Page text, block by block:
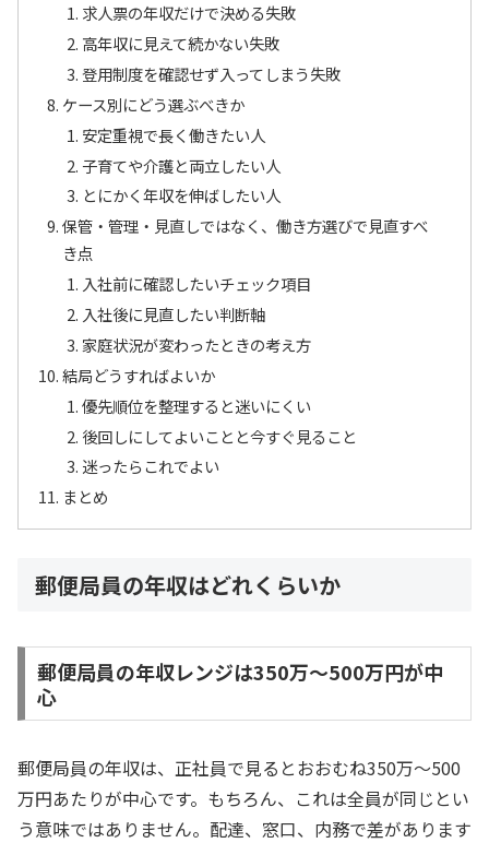
求人票の年収だけで決める失敗
高年収に見えて続かない失敗
登用制度を確認せず入ってしまう失敗
ケース別にどう選ぶべきか
安定重視で長く働きたい人
子育てや介護と両立したい人
とにかく年収を伸ばしたい人
保管・管理・見直しではなく、働き方選びで見直すべ
き点
入社前に確認したいチェック項目
入社後に見直したい判断軸
家庭状況が変わったときの考え方
結局どうすればよいか
優先順位を整理すると迷いにくい
後回しにしてよいことと今すぐ見ること
迷ったらこれでよい
まとめ
郵便局員の年収はどれくらいか
郵便局員の年収レンジは350万〜500万円が中
心
郵便局員の年収は、正社員で見るとおおむね350万〜500
万円あたりが中心です。もちろん、これは全員が同じとい
う意味ではありません。配達、窓口、内務で差があります